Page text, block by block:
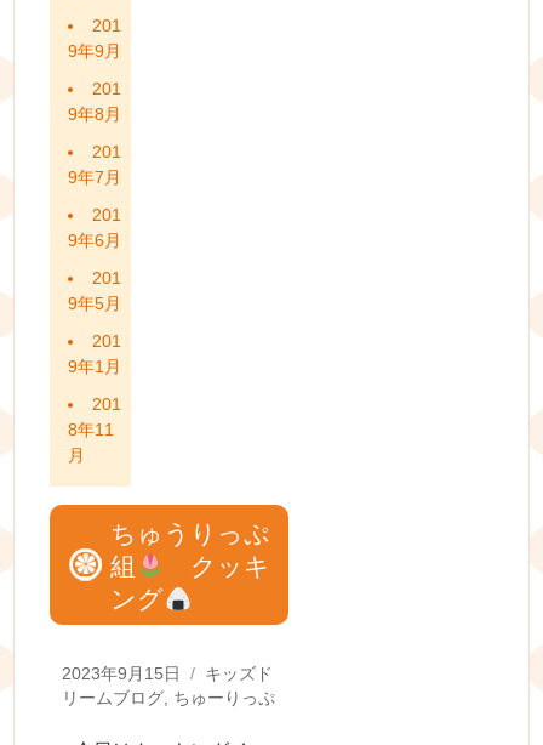
201
9年9月
201
9年8月
201
9年7月
201
9年6月
201
9年5月
201
9年1月
201
8年11
月
ちゅうりっぷ
組
クッキ
ング
Posted
on
2023年9月15日 Categories
キッズド
リームブログ, ちゅーりっぷ